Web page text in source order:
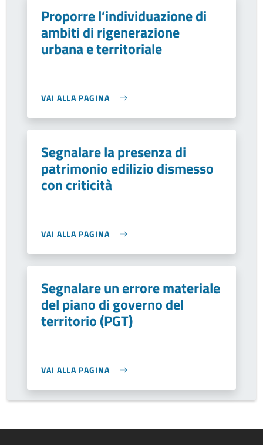
Proporre l’individuazione di
ambiti di rigenerazione
urbana e territoriale
VAI ALLA PAGINA
Segnalare la presenza di
patrimonio edilizio dismesso
con criticità
VAI ALLA PAGINA
Segnalare un errore materiale
del piano di governo del
territorio (PGT)
VAI ALLA PAGINA